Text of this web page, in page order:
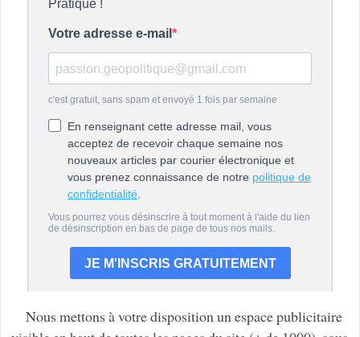
Nous mettons à votre disposition un espace publicitaire